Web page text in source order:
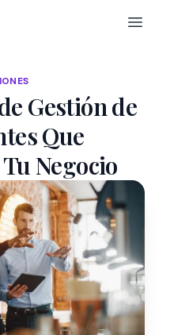
Open
Gestión de
Que
Negocio